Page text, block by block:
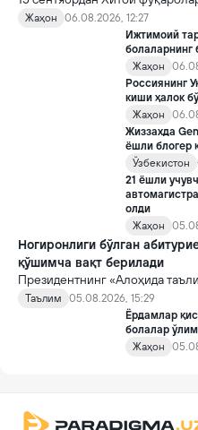
хорижликлар учун эса
қоидалар кучга киради.
Жаҳон
06.08.2026, 12:27
Ижтимоий
болаларнинг
Жаҳон
Россиянинг
киши ҳалок
Жаҳон
Жиззахда
ёшли блогер
Ўзбекистон
21 ёшли
олди
Жаҳон
Ногиронлиги бўлган
қўшимча вақт берилади
Президентнинг «Алоҳида
таълим ва ижтимоий
такомиллаштириш бўйича
тўғрисида»ги қарори билан
янги механизмлар жорий
Таълим
05.08.2026, 15:29
Ёрдамлар
болалар
Жаҳон